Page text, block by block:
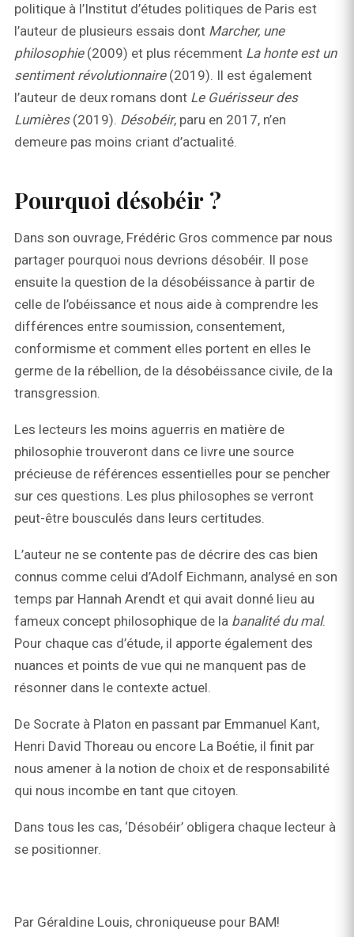
politique à l’Institut d’études politiques de Paris est
l’auteur de plusieurs essais dont Marcher, une
philosophie(2009) et plus récemment La honte est un
sentiment révolutionnaire(2019). Il est également
l’auteur de deux romans dont Le Guérisseur des
Lumières(2019). Désobéir, paru en 2017, n’en
demeure pas moins criant d’actualité.
Pourquoi désobéir ?
Dans son ouvrage, Frédéric Gros commence par nous
partager pourquoi nous devrions désobéir. Il pose
ensuite la question de la désobéissance à partir de
celle de l’obéissance et nous aide à comprendre les
différences entre soumission, consentement,
conformisme et comment elles portent en elles le
germe de la rébellion, de la désobéissance civile, de la
transgression.
Les lecteurs les moins aguerris en matière de
philosophie trouveront dans ce livre une source
précieuse de références essentielles pour se pencher
sur ces questions. Les plus philosophes se verront
peut-être bousculés dans leurs certitudes.
L’auteur ne se contente pas de décrire des cas bien
connus comme celui d’Adolf Eichmann, analysé en son
temps par Hannah Arendt et qui avait donné lieu au
fameux concept philosophique de la banalité du mal.
Pour chaque cas d’étude, il apporte également des
nuances et points de vue qui ne manquent pas de
résonner dans le contexte actuel.
De Socrate à Platon en passant par Emmanuel Kant,
Henri David Thoreau ou encore La Boétie, il finit par
nous amener à la notion de choix et de responsabilité
qui nous incombe en tant que citoyen.
Dans tous les cas, ‘Désobéir’ obligera chaque lecteur à
se positionner.
Par Géraldine Louis, chroniqueuse pour BAM!